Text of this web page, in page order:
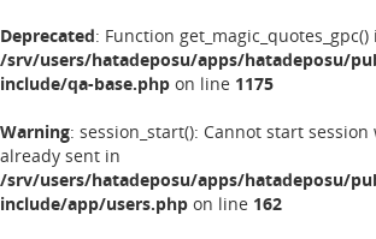
Deprecated: Function
/srv/users/hatadeposu/apps/hatadeposu/
include/qa-base.php on line 1175
Warning: session_start(): Cannot start
already sent in
/srv/users/hatadeposu/apps/hatadeposu/
include/app/users.php on line 162